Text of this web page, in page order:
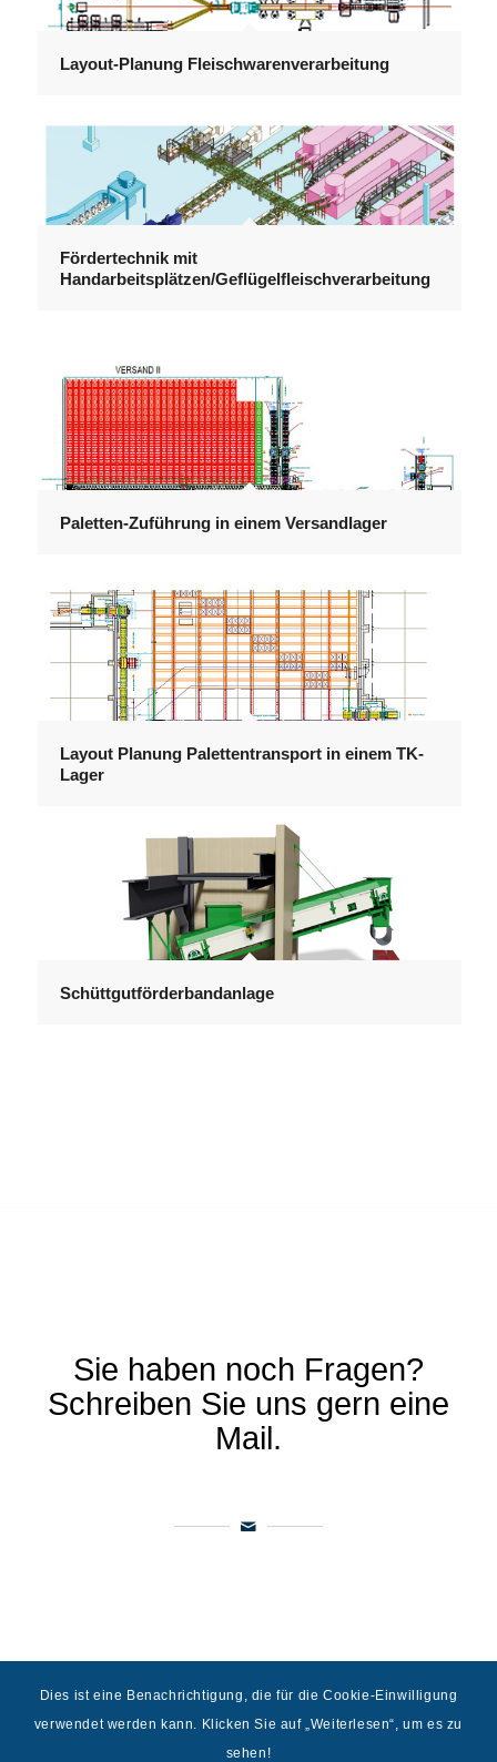
Layout-Planung Fleischwarenverarbeitung
Fördertechnik mit
Handarbeitsplätzen/Geflügelfleischverarbeitung
Paletten-Zuführung in einem Versandlager
Layout Planung Palettentransport in einem TK-
Lager
Schüttgutförderbandanlage
Sie haben noch Fragen?
Schreiben Sie uns gern eine
Mail.
Dies ist eine Benachrichtigung, die für die Cookie-Einwilligung
verwendet werden kann. Klicken Sie auf „Weiterlesen“, um es zu
sehen!